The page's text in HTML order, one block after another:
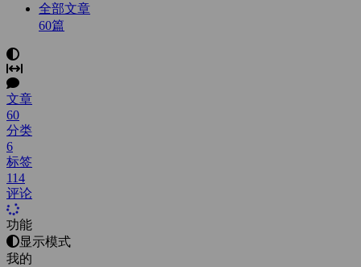
全部文章
60篇
文章
60
分类
6
标签
114
评论
功能
显示模式
我的